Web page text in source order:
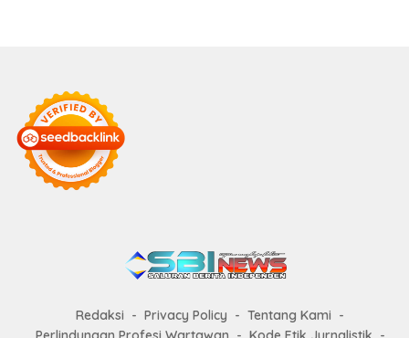
Redaksi Privacy Policy
Tentang Kami